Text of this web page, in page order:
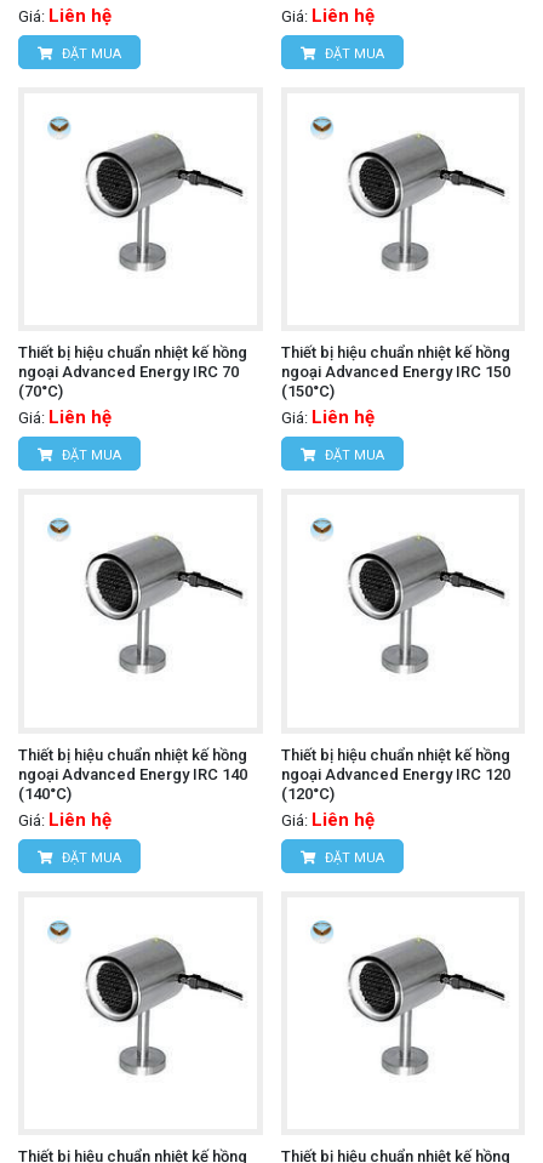
Giá: Liên hệ
ĐẶT MUA
Giá: Liên hệ
ĐẶT MUA
Thiết bị hiệu chuẩn nhiệt kế hồng
ngoại Advanced Energy IRC 70
(70°C)
Giá: Liên hệ
ĐẶT MUA
Thiết bị hiệu chuẩn nhiệt kế hồng
ngoại Advanced Energy IRC 150
(150°C)
Giá: Liên hệ
ĐẶT MUA
Thiết bị hiệu chuẩn nhiệt kế hồng
ngoại Advanced Energy IRC 140
(140°C)
Giá: Liên hệ
ĐẶT MUA
Thiết bị hiệu chuẩn nhiệt kế hồng
ngoại Advanced Energy IRC 120
(120°C)
Giá: Liên hệ
ĐẶT MUA
Thiết bị hiệu chuẩn nhiệt kế hồng Thiết bị hiệu chuẩn nhiệt kế hồng